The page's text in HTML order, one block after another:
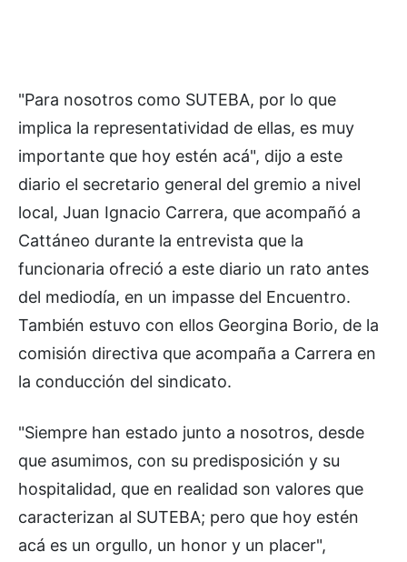
"Para nosotros como SUTEBA, por lo que
implica la representatividad de ellas, es muy
importante que hoy estén acá", dijo a este
diario el secretario general del gremio a nivel
local, Juan Ignacio Carrera, que acompañó a
Cattáneo durante la entrevista que la
funcionaria ofreció a este diario un rato antes
del mediodía, en un impasse del Encuentro.
También estuvo con ellos Georgina Borio, de la
comisión directiva que acompaña a Carrera en
la conducción del sindicato.
"Siempre han estado junto a nosotros, desde
que asumimos, con su predisposición y su
hospitalidad, que en realidad son valores que
caracterizan al SUTEBA; pero que hoy estén
acá es un orgullo, un honor y un placer",